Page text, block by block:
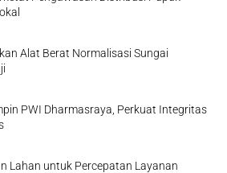
Alat Berat Normalisasi Sungai
PWI Dharmasraya, Perkuat Integritas
Lahan untuk Percepatan Layanan